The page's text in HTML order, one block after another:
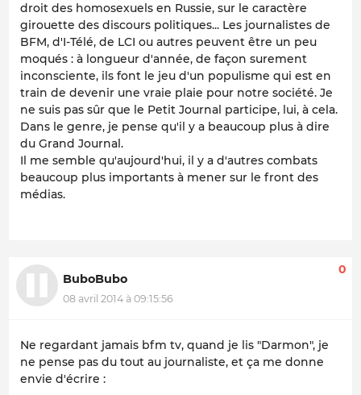
droit des homosexuels en Russie, sur le caractère
girouette des discours politiques... Les journalistes de
BFM, d'I-Télé, de LCI ou autres peuvent être un peu
moqués : à longueur d'année, de façon surement
inconsciente, ils font le jeu d'un populisme qui est en
train de devenir une vraie plaie pour notre société. Je
ne suis pas sûr que le Petit Journal participe, lui, à cela.
Dans le genre, je pense qu'il y a beaucoup plus à dire
du Grand Journal.
Il me semble qu'aujourd'hui, il y a d'autres combats
beaucoup plus importants à mener sur le front des
médias.
BuboBubo
08 avril 2014 à 09:15:56
0
Ne regardant jamais bfm tv, quand je lis "Darmon", je
ne pense pas du tout au journaliste, et ça me donne
envie d'écrire :